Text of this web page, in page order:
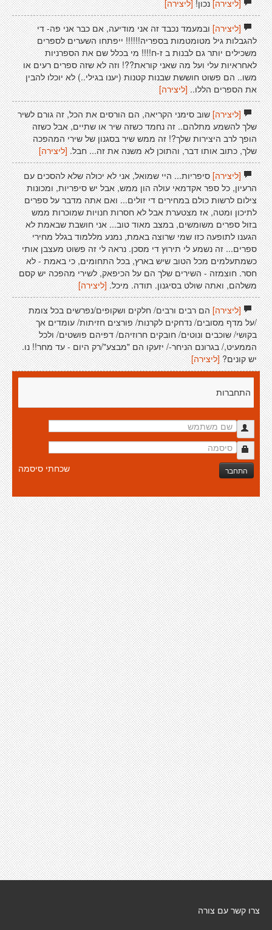
[ליצירה]נכון! [ליצירה]
[ליצירה]ובמעמד נכבד זה אני מודיעה, אם כבר אני פה- די
להגבלות גיל מטומטמות בספריה!!!!!! ייפתחו השערים לספרים
משכילים יותר גם לבנות ב ז-ח!!!! מי בכלל שם את הספרניות
לאחראיות עלי ועל מה שאני קוראת??! וזה לא שזה ספרים רעים או
משו.. הם פשוט חוששת שבנות קטנות (יענו בגילי..) לא יוכלו להבין
את הספרים הללו.. [ליצירה]
[ליצירה]שוב סימני הקריאה, הם הורסים את הכל, זה גורם לשיר
שלך להשמע מתלהם.. זה נחמד כשזה שיר או שתיים, אבל כשזה
הופך לרב היצירות שלך?! זה ממש שיר בסגנון של שירי המהפכה
שלך, כתוב אותו דבר, והתוכן לא משנה את זה... חבל.[ליצירה]
[ליצירה]סיפריות... היי שמואל, אני לא יכולה שלא להסכים עם
הרעיון, כל ספר אקדמאי עולה הון ממש, אבל יש סיפריות, ומכונות
צילום לרשות כולם במחירים די זולים... ואם אתה מדבר על ספרים
לתיכון ומטה, אז מצטערת אבל לא חסרות חנויות שמוכרות ממש
בזול ספרים משומשים, במצב מאוד טוב... אני חושבת שבאמת לא
הגענו לתופעה כזו שמי שרוצה באמת, נמנע מללמוד בגלל מחירי
ספרים... זה נשמע לי תירוץ די מסכן. נראה לי זה פשוט מעצבן אותי
כשמתעלמים מכל הטוב שיש בארץ, בכל התחומים, כי באמת - לא
חסר. חוצמזה - השירים שלך הם על הכיפאק, לשירי מהפכה יש קסם
משלהם, ואתה שולט בסיגנון. תודה. מיכל. [ליצירה]
[ליצירה]הם רבים ורבים/ חלקים ושקופים/נפרשים בכל צומת
/על מדף מסובים/ נדחקים לקרנות/ פורצים חזיתות/ עומדים אך
בקושי/ שוכבים ונוטים/ חובקים חרוזיהם/ דפיהם פושטים/ ולכל
הממעיט,/ בגרונם הניחר-/ יזעקו הם "מבצע"/רק היום - עד מחר!! נו.
יש קונים?[ליצירה]
התחברות
התחבר שכחתי סיסמה
צרו קשר עם צורה